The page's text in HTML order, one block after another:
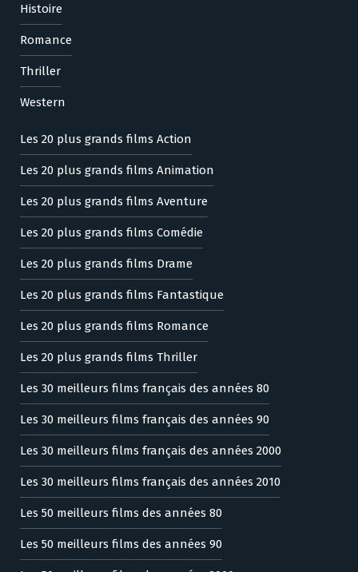
Histoire
Romance
Thriller
Western
Les 20 plus grands films Action
Les 20 plus grands films Animation
Les 20 plus grands films Aventure
Les 20 plus grands films Comédie
Les 20 plus grands films Drame
Les 20 plus grands films Fantastique
Les 20 plus grands films Romance
Les 20 plus grands films Thriller
Les 30 meilleurs films français des années 80
Les 30 meilleurs films français des années 90
Les 30 meilleurs films français des années 2000
Les 30 meilleurs films français des années 2010
Les 50 meilleurs films des années 80
Les 50 meilleurs films des années 90